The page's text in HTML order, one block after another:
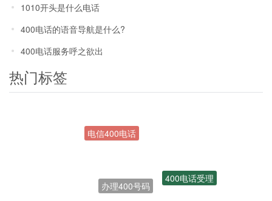
1010开头是什么电话
400电话的语音导航是什么?
400电话服务呼之欲出
热门标签
400电话受理